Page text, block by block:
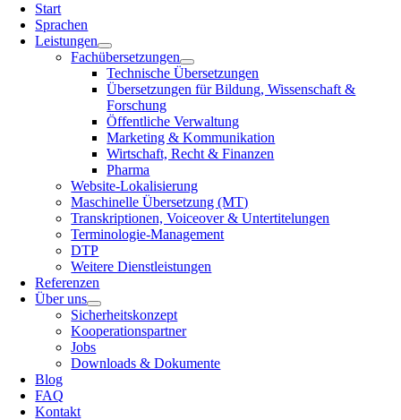
Start
Sprachen
Leistungen
Fachübersetzungen
Technische Übersetzungen
Übersetzungen für Bildung, Wissenschaft &
Forschung
Öffentliche Verwaltung
Marketing & Kommunikation
Wirtschaft, Recht & Finanzen
Pharma
Website-Lokalisierung
Maschinelle Übersetzung (MT)
Transkriptionen, Voiceover & Untertitelungen
Terminologie-Management
DTP
Weitere Dienstleistungen
Referenzen
Über uns
Sicherheitskonzept
Kooperationspartner
Jobs
Downloads & Dokumente
Blog
FAQ
Kontakt